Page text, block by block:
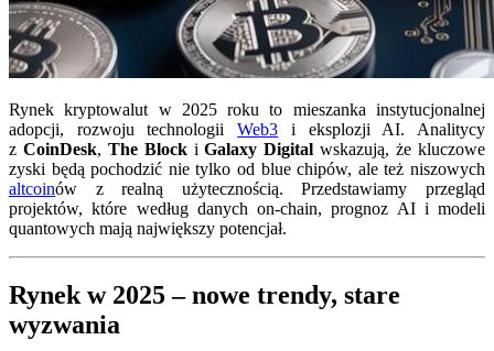
Rynek kryptowalut w 2025 roku to mieszanka instytucjonalnej
adopcji, rozwoju technologiiWeb3 i eksplozji AI. Analitycy
z CoinDesk, The BlockiGalaxy Digital wskazują, że kluczowe
zyski będą pochodzić nie tylko od blue chipów, ale też niszowych
altcoinów z realną użytecznością. Przedstawiamy przegląd
projektów, które według danych on-chain, prognoz AI i modeli
quantowych mają największy potencjał.
Rynek w 2025 – nowe trendy, stare
wyzwania